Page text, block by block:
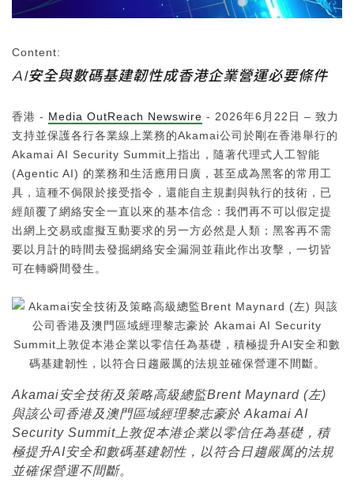
Content:
AI安全與數碼基建韌性成香港企業營運必要條件
香港 - Media OutReach Newswire - 2026年6月22日 – 致力
支持並保護各行各業線上業務的Akamai公司於剛在香港舉行的
Akamai AI Security Summit上指出，隨著代理式人工智能
(Agentic AI) 的業務和生活應用日廣，甚至成為黑客的常用工
具，這種不侷限於接受指令，還能自主規劃與執行的技術，已
經顛覆了網絡安全一直以來的基本信念：我們再不可以假定提
出網上交易或虛擬互動要求的另一方必然是人類；黑客再不需
要以月計的時間去發掘網絡安全漏洞並藉此作出攻擊，一切皆
可在轉瞬間發生。
Akamai安全技術及策略高級總監Brent Maynard (左)
與該公司香港及澳門區域經理黎志豪於 Akamai AI
Security Summit上敦促本港企業以零信任為基礎，積
極提升AI安全和數碼基建韌性，以符合日趨嚴厲的法規
並確保營運不間斷。